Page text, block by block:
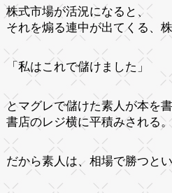
株式市場が活況になると、
それを煽る連中が出てくる、
「私はこれで儲けました」
とマグレで儲けた素人が本を
書店のレジ横に平積みされる。
だから素人は、相場で勝つと